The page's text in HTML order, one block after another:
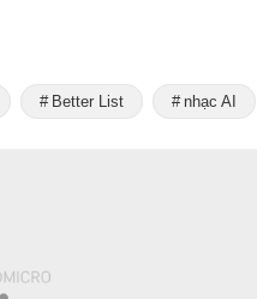
Better List nhạc AI